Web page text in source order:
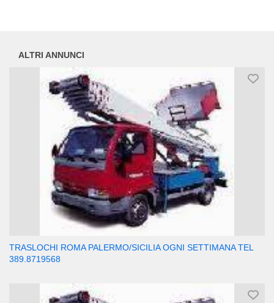
ALTRI ANNUNCI
TRASLOCHI ROMA PALERMO/SICILIA OGNI SETTIMANA TEL
389.8719568